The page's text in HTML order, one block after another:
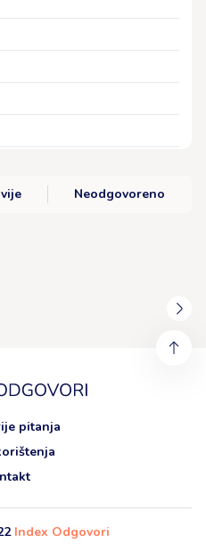
Neodgovoreno
pitanja
Index Odgovori